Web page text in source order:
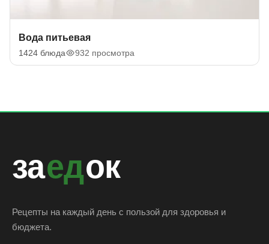
Вода питьевая
1424 блюда 932 просмотра
заедок
Рецепты на каждый день с пользой для здоровья и
бюджета.